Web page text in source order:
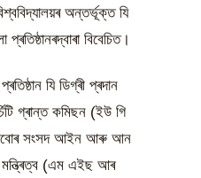
অন্তৰ্ভূক্ত যি
বিবেচিত।
যি ডিগ্ৰী প্ৰদান
গ্ৰান্ত কমিছন (ইউ গি
সংসদ আইন আৰু আন
মন্ত্ৰিত্ব (এম এইছ আৰ